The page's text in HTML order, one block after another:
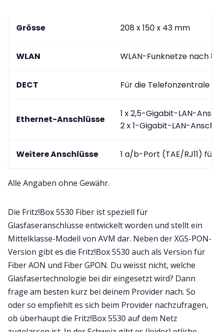
Grösse 208 x 150 x 43 mm
WLAN WLAN-Funknetze nach
DECT Für die Telefonzentrale
Ethernet-Anschlüsse
1 x 2,5-Gigabit-LAN-
2 x 1-Gigabit-LAN-
Weitere Anschlüsse 1 a/b-Port (TAE/RJ11)
Alle Angaben ohne Gewähr.
Die Fritz!Box 5530 Fiber ist speziell für
Glasfaseranschlüsse entwickelt worden und stellt ein
Mittelklasse-Modell von AVM dar. Neben der XGS-PON-
Version gibt es die Fritz!Box 5530 auch als Version für
Fiber AON und Fiber GPON. Du weisst nicht, welche
Glasfasertechnologie bei dir eingesetzt wird? Dann
frage am besten kurz bei deinem Provider nach. So
oder so empfiehlt es sich beim Provider nachzufragen,
ob überhaupt die Fritz!Box 5530 auf dem Netz